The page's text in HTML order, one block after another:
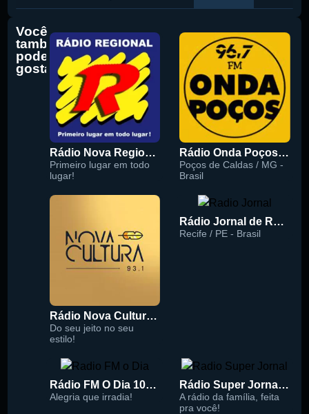
Você
também
pode
gostar
Rádio Nova Regional 91.5 FM
Primeiro lugar em todo
lugar!
Rádio Onda Poços 96.7 FM
Poços de Caldas / MG -
Brasil
Rádio Nova Cultura 93.1 FM
Do seu jeito no seu
estilo!
Rádio Jornal de Recife 90.3 FM
Recife / PE - Brasil
Rádio FM O Dia 100.5
Alegria que irradia!
Rádio Super Jornal 105.7 FM
A rádio da família, feita
pra você!